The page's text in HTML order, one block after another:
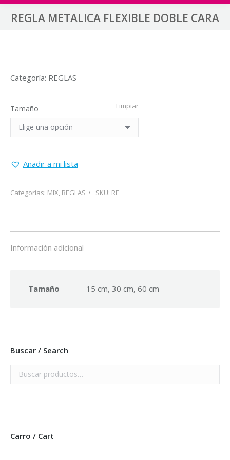
REGLA METALICA FLEXIBLE DOBLE CARA
Categoría: REGLAS
Tamaño Limpiar
Añadir a mi lista
Categorías: MIX, REGLAS SKU: RE
Información adicional
Tamaño 15 cm, 30 cm, 60 cm
Buscar / Search
Carro / Cart